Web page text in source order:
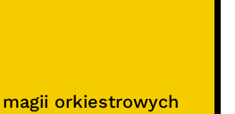
orkiestrowych